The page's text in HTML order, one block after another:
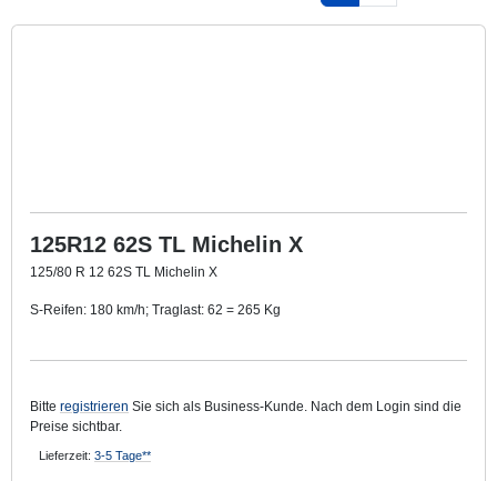
125R12 62S TL Michelin X
125/80 R 12 62S TL Michelin X
S-Reifen: 180 km/h; Traglast: 62 = 265 Kg
Bitte registrieren Sie sich als Business-Kunde. Nach dem Login sind die
Preise sichtbar.
Lieferzeit: 3-5 Tage**